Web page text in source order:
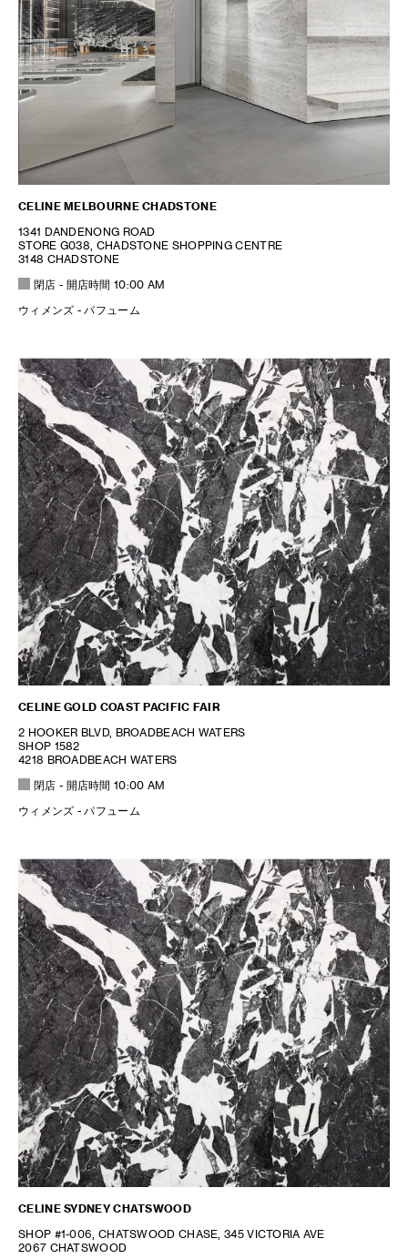
CELINE MELBOURNE CHADSTONE
1341 DANDENONG ROAD
STORE G038, CHADSTONE SHOPPING CENTRE
3148 CHADSTONE
閉店 - 開店時間10:00 AM
ウィメンズ - パフューム
CELINE GOLD COAST PACIFIC FAIR
2 HOOKER BLVD, BROADBEACH WATERS
SHOP 1582
4218 BROADBEACH WATERS
閉店 - 開店時間10:00 AM
ウィメンズ - パフューム
CELINE SYDNEY CHATSWOOD
SHOP #1-006, CHATSWOOD CHASE, 345 VICTORIA AVE
2067 CHATSWOOD